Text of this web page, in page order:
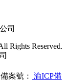
Rights Reserved.
案號：
渝ICP備